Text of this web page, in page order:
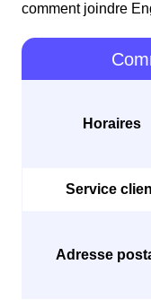
comment joindre
Horaires
Service
Adresse